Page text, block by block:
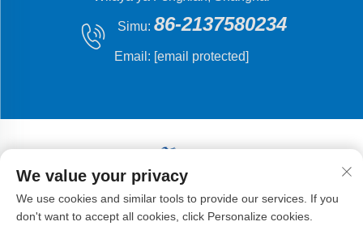
Simu: 86-2137580234
Email: [email protected]
Hakiki © 2024 Shanghai Flying Fish Machinery
Manufacturing Co.,Ltd .
We value your privacy
We use cookies and similar tools to provide our services. If you
don't want to accept all cookies, click Personalize cookies.